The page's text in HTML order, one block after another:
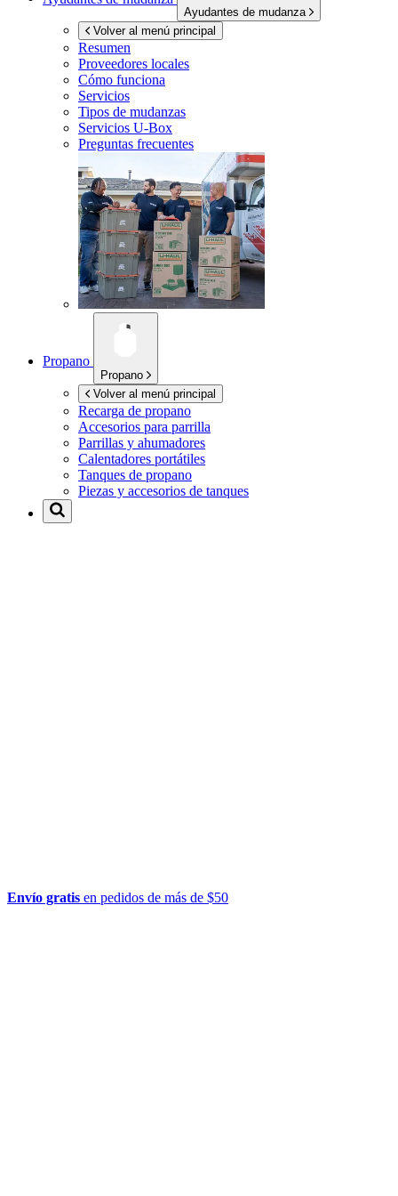
Ayudantes de mudanza
Volver al menú principal
Resumen
Proveedores locales
Cómo funciona
Servicios
Tipos de mudanzas
Servicios U-Box
Preguntas frecuentes
Propano
Propano
Volver al menú principal
Recarga de propano
Accesorios para parrilla
Parrillas y ahumadores
Calentadores portátiles
Tanques de propano
Piezas y accesorios de tanques
Envío gratis en pedidos de más de $50